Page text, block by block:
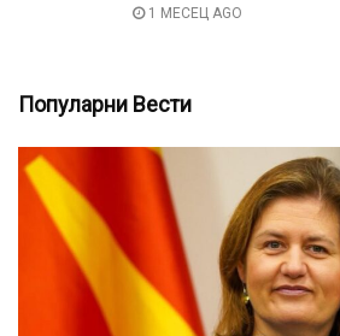
1 МЕСЕЦ AGO
Популарни Вести